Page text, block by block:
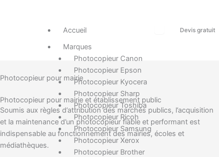
Accueil
Marques
Photocopieur Canon
Photocopieur Epson
Photocopieur Kyocera
Photocopieur Sharp
Photocopieur Toshiba
Photocopieur Ricoh
Photocopieur Samsung
Photocopieur Xerox
Photocopieur Brother
Devis gratuit
Photocopieur pour mairie
Photocopieur pour mairie et établissement public
Soumis aux règles d’attribution des marchés publics, l’acquisition
et la maintenance d’un photocopieur fiable et performant est
indispensable au fonctionnement des mairies, écoles et
médiathèques.